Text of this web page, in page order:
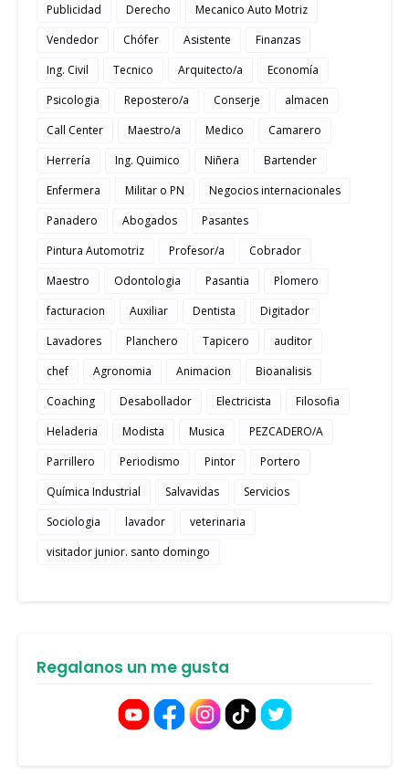
Publicidad
Derecho
Mecanico Auto Motriz
Vendedor
Chófer Asistente
Finanzas
Ing. Civil
Tecnico Arquitecto/a
Economía
Psicologia
Repostero/a Conserje
almacen
Call Center
Maestro/a Medico
Camarero
Herrería
Ing. Quimico Niñera
Bartender
Enfermera
Militar o PN
Negocios internacionales
Panadero
Abogados
Pasantes
Pintura Automotriz
Profesor/a
Cobrador
Maestro
Odontologia Pasantia
Plomero
facturacion
Auxiliar Dentista
Digitador
Lavadores
Planchero Tapicero
auditor
chef
Agronomia Animacion
Bioanalisis
Coaching
Desabollador Electricista
Filosofia
Heladeria
Modista Musica
PEZCADERO/A
Parrillero
Periodismo Pintor
Portero
Química Industrial
Salvavidas
Servicios
Sociologia
lavador
veterinaria
visitador junior. santo domingo
Regalanos un me gusta